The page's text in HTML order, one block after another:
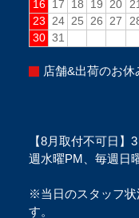
店舗&出荷のお休
【8月取付不可日
週水曜PM、毎週日
※当日のスタッフ状
す。